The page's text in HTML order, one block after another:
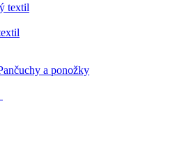
textil
a ponožky